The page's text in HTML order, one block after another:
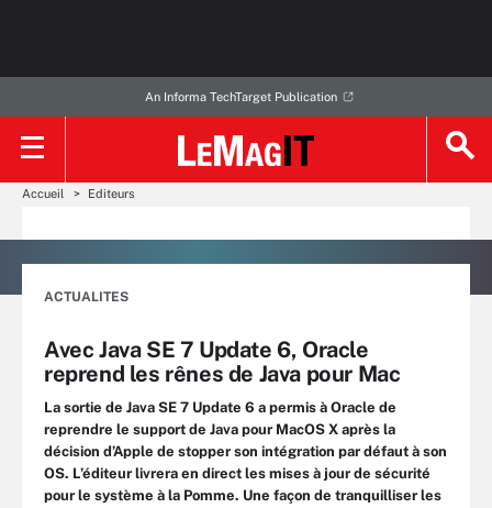
An Informa TechTarget Publication
Accueil Editeurs
ACTUALITES
Avec Java SE 7 Update 6, Oracle
reprend les rênes de Java pour Mac
La sortie de Java SE 7 Update 6 a permis à Oracle de
reprendre le support de Java pour MacOS X après la
décision d’Apple de stopper son intégration par défaut à son
OS. L’éditeur livrera en direct les mises à jour de sécurité
pour le système à la Pomme. Une façon de tranquilliser les